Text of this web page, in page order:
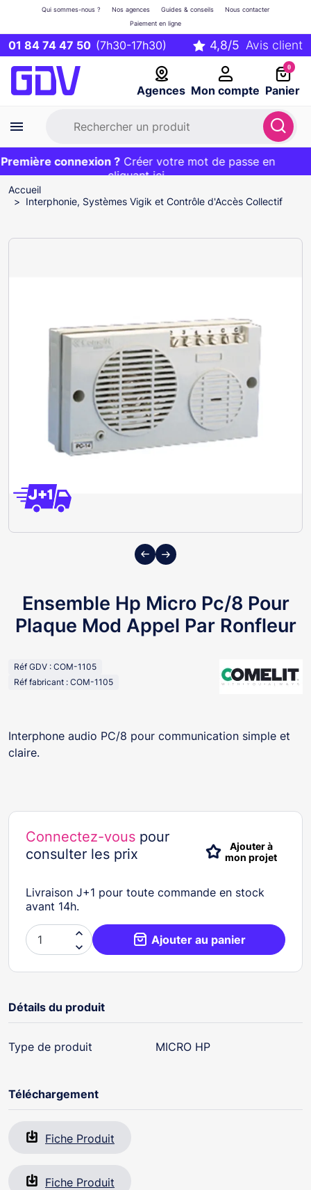
01 84 74 47 50 (7h30-17h30)
Agences Mon compte
Qui sommes-nous ? Nos agences Guides & conseils
Nous contacter
Paiement en ligne
0
Panier
Première commande ?20€ OFFERT sur votre panier
et livraison 24/48h gratuite avec le codeBIENVENUE
connexion ?Créer votre mot de passe en
cliquant ici
EXCLU WEB :
Accueil
Interphonie, Systèmes Vigik et Contrôle d'Accès Collectif
Previous
Next
Ensemble Hp Micro Pc/8 Pour
Plaque Mod Appel Par Ronfleur
Réf GDV : COM-1105
Réf fabricant : COM-1105
Interphone audio PC/8 pour communication simple et
claire.
Connectez-vous pour
consulter les prix
Ajouter à
mon projet
Livraison J+1 pour toute commande en stock
avant 14h.

 Ajouter au panier
Détails du produit
Type de produit MICRO HP
Téléchargement
Fiche Produit
Fiche Produit